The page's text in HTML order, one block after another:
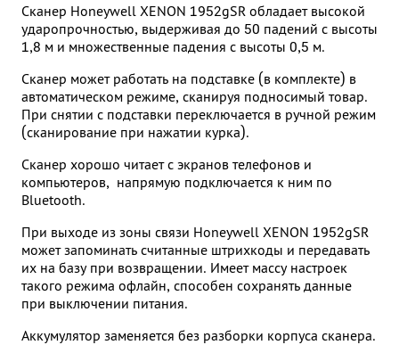
Сканер Honeywell XENON 1952gSR обладает высокой
ударопрочностью, выдерживая до 50 падений с высоты
1,8 м и множественные падения с высоты 0,5 м.
Сканер может работать на подставке (в комплекте) в
автоматическом режиме, сканируя подносимый товар.
При снятии с подставки переключается в ручной режим
(сканирование при нажатии курка).
Сканер хорошо читает с экранов телефонов и
компьютеров, напрямую подключается к ним по
Bluetooth.
При выходе из зоны связи Honeywell XENON 1952gSR
может запоминать считанные штрихкоды и передавать
их на базу при возвращении. Имеет массу настроек
такого режима офлайн, способен сохранять данные
при выключении питания.
Аккумулятор заменяется без разборки корпуса сканера.